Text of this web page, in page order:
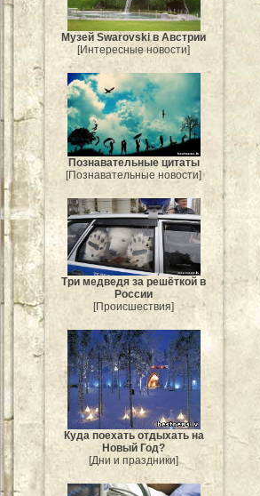
Музей Swarovski в Австрии
[Интересные новости]
Познавательные цитаты
[Познавательные новости]
Три медведя за решёткой в
России
[Происшествия]
Куда поехать отдыхать на
Новый Год?
[Дни и праздники]